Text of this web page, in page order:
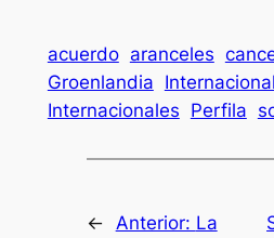
acuerdo aranceles
Groenlandia Internacional
Internacionales Perfila
← Anterior: La